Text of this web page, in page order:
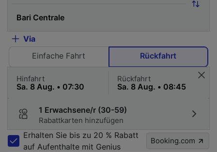
Via
Einfache Fahrt
Rückfahrt
Hinfahrt Rückfahrt
1 Erwachsene/r (30-59)
Rabattkarten hinzufügen
Erhalten Sie bis zu 20 % Rabatt
auf Aufenthalte mit Genius
Booking.com